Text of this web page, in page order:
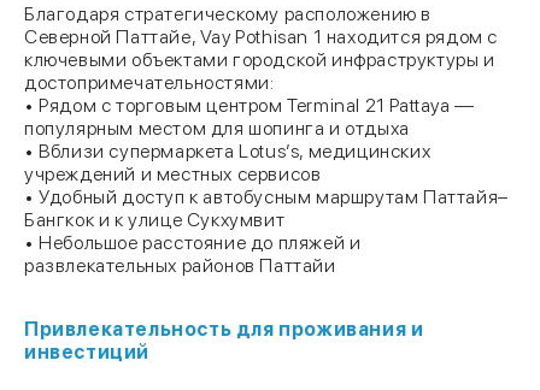
Благодаря стратегическому расположению в
Северной Паттайе, Vay Pothisan 1 находится рядом с
ключевыми объектами городской инфраструктуры и
достопримечательностями:
• Рядом с торговым центром Terminal 21 Pattaya —
популярным местом для шопинга и отдыха
• Вблизи супермаркета Lotus’s, медицинских
учреждений и местных сервисов
• Удобный доступ к автобусным маршрутам Паттайя–
Бангкок и к улице Сукхумвит
• Небольшое расстояние до пляжей и
развлекательных районов Паттайи
Привлекательность для проживания и
инвестиций